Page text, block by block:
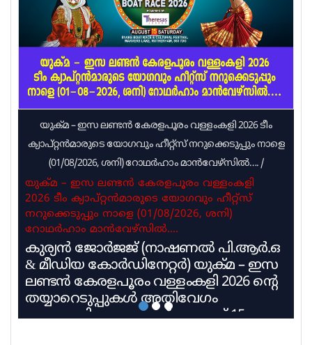
അറിയിച്ചു. മഴയുടെ ശക്തി കുറഞ്ഞെങ്കിലും
ജാഗ്രതയോടെ തന്നെ മുന്നോട്ടു പോകണമെന്നു
റവന്യൂ മന്ത്രി
യുക്മ – ഇസ ലണ്ടൻ കേരളപൂരം വള്ളംകളി 2026 ടീം
ക്യാപ്റ്റൻമാരുടെ യോഗവും ഹീറ്റ്സ് നറുക്കെടുപ്പും നാളെ
(01/08/2026, ശനി) റോഥർഹാം മാൻവേഴ്സിൽ…. /
യുക്മ – ഇസ ലണ്ടൻ കേരളപൂരം വള്ളംകളി
2026 ടീം ക്യാപ്റ്റൻമാരുടെ യോഗവും ഹീറ്റ്സ്
നറുക്കെടുപ്പും നാളെ (01/08/2026, ശനി)
റോഥർഹാം മാൻവേഴ്സിൽ….
കുര്യൻ ജോർജജ് (നാഷണൽ പി.ആർ.ഒ
& മീഡിയ കോർഡിനേറ്റർ) യുക്മ – ഇസ
ലണ്ടൻ കേരളപൂരം വള്ളംകളി 2026 ൻ്റെ
തയ്യാറെടുപ്പുകൾ അതിവേഗം
പുരോഗമിക്കുകയാണ്. ആഗസ്റ്റ് 15